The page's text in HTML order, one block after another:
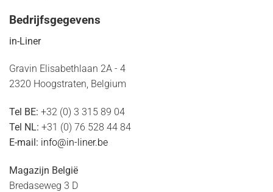
Bedrijfsgegevens
in-Liner
Gravin Elisabethlaan 2A - 4
2320 Hoogstraten, Belgium
Tel BE: +32 (0) 3 315 89 04
Tel NL: +31 (0) 76 528 44 84
E-mail: info@in-liner.be
Magazijn België
Bredaseweg 3 D